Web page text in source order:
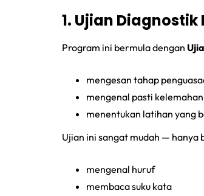
1. Ujian
Program ini bermula dengan
mengesan tahap
mengenal pasti
menentukan latihan yang
Ujian ini sangat mudah — hanya
mengenal huruf
membaca suku kata